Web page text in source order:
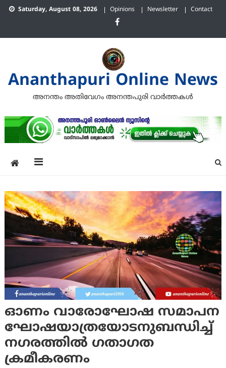
Skip Saturday, August 08, 2026 Opinions Newsletter Contact
Ananthapuri Online News
അനന്തം അതിവേഗം അനന്തപുരി വാര്‍ത്തകള്‍
ഓണം വാരോഘോഷ സമാപന
ഘോഷയാത്രയോടനുബന്ധിച്ച്
നഗരത്തിൽ ഗതാഗത
ക്രമീകരണം